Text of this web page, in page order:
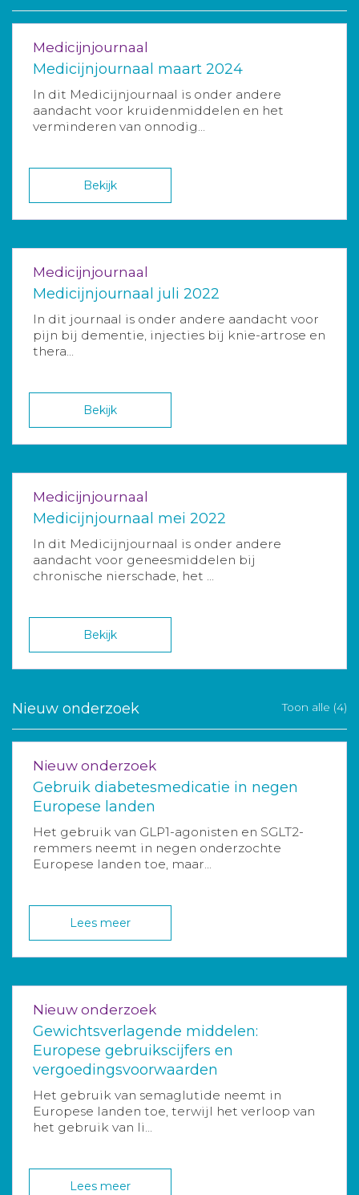
Medicijnjournaal
Medicijnjournaal maart 2024
In dit Medicijnjournaal is onder andere
aandacht voor kruidenmiddelen en het
verminderen van onnodig...
Bekijk
Medicijnjournaal
Medicijnjournaal juli 2022
In dit journaal is onder andere aandacht voor
pijn bij dementie, injecties bij knie-artrose en
thera...
Bekijk
Medicijnjournaal
Medicijnjournaal mei 2022
In dit Medicijnjournaal is onder andere
aandacht voor geneesmiddelen bij
chronische nierschade, het ...
Bekijk
Nieuw onderzoek Toon alle (4)
Nieuw onderzoek
Gebruik diabetesmedicatie in negen
Europese landen
Het gebruik van GLP1-agonisten en SGLT2-
remmers neemt in negen onderzochte
Europese landen toe, maar...
Lees meer
Nieuw onderzoek
Gewichtsverlagende middelen:
Europese gebruikscijfers en
vergoedingsvoorwaarden
Het gebruik van semaglutide neemt in
Europese landen toe, terwijl het verloop van
het gebruik van li...
Lees meer